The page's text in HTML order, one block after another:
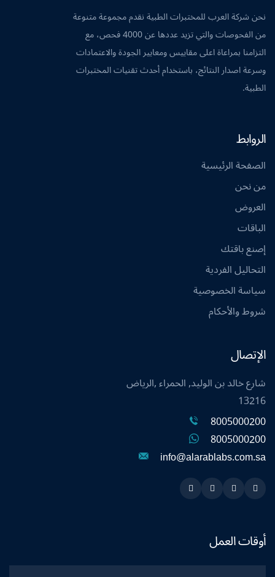
نحن شركة العرب للمختبرات الطبية نقدم مجموعة متنوعة
من الفحوصات والتي تزيد عددها عن 4000 فحص، مع
التزامنا بمراعاة اعلى مقاييس ومعايير الجودة والاعتمادات
وسرعة اصدار النتائج، باستخدام أحدث تقنيات المختبرات
الطبية.
الروابط
الصفحة الرئيسية
من نحن
العروض
الباقات
إصنع باقتك
التحاليل الفردية
سياسة الخصوصية
شروط والأحكام
الإتصال
شارع خالد بن الوليد, الحمراء ,الرياض
13216
8005000200
8005000200
info@alarablabs.com.sa
Snapchat
Twitter
Linkedin
Instagram
أوقات العمل